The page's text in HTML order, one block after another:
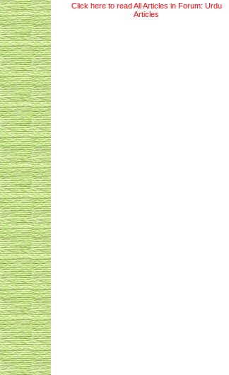
Click here to read All Articles in Forum: Urdu
Articles